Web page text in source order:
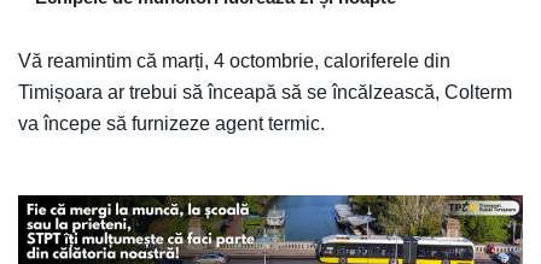
Vă reamintim că marți, 4 octombrie, caloriferele din
Timișoara ar trebui să înceapă să se încălzească, Colterm
va începe să furnizeze agent termic.